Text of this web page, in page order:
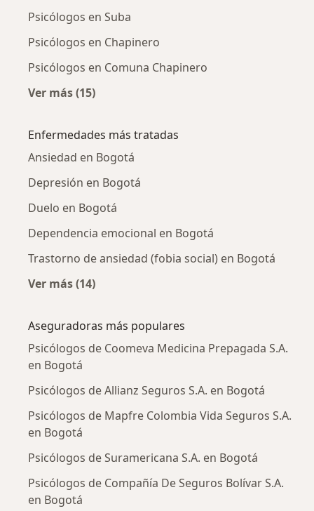
Psicólogos en Suba
Psicólogos en Chapinero
Psicólogos en Comuna Chapinero
Ver más (15)
Enfermedades más tratadas
Ansiedad en Bogotá
Depresión en Bogotá
Duelo en Bogotá
Dependencia emocional en Bogotá
Trastorno de ansiedad (fobia social) en Bogotá
Ver más (14)
Aseguradoras más populares
Psicólogos de Coomeva Medicina Prepagada S.A.
en Bogotá
Psicólogos de Allianz Seguros S.A. en Bogotá
Psicólogos de Mapfre Colombia Vida Seguros S.A.
en Bogotá
Psicólogos de Suramericana S.A. en Bogotá
Psicólogos de Compañía De Seguros Bolívar S.A.
en Bogotá